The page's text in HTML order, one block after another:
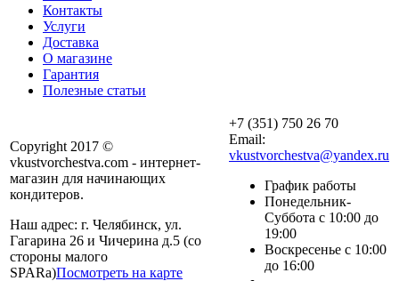
Контакты
Услуги
Доставка
О магазине
Гарантия
Полезные статьи
Copyright 2017 ©
vkustvorchestva.com - интернет-
магазин для начинающих
кондитеров.
Наш адрес: г. Челябинск, ул.
Гагарина 26 и Чичерина д.5 (со
стороны малого
SPARa)Посмотреть на карте
+7 (351) 750 26 70
Email:
vkustvorchestva@yandex.ru
График работы
Понедельник-
Суббота с 10:00 до
19:00
Воскресенье с 10:00
до 16:00